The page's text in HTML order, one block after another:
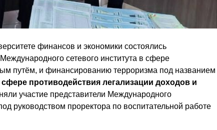
финансов и экономики состоялись
сетевого института в сфере
путём, и финансированию терроризма под названием
противодействия легализации доходов и
участие представители Международного
руководством проректора по воспитательной работе